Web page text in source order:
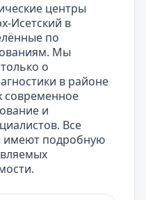
центры
Исетский в
по
Мы
о
в районе
современное
и
Все
имеют подробную